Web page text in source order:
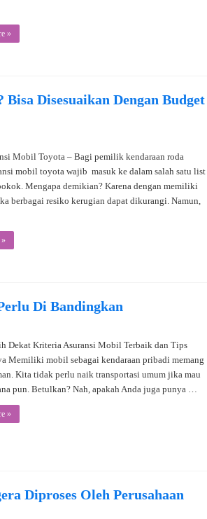
»
Disesuaikan Dengan Budget
Mobil Toyota – Bagi pemilik kendaraan roda
mobil toyota wajib masuk ke dalam salah satu list
Mengapa demikian? Karena dengan memiliki
berbagai resiko kerugian dapat dikurangi. Namun,
»
Di Bandingkan
Dekat Kriteria Asuransi Mobil Terbaik dan Tips
Memiliki mobil sebagai kendaraan pribadi memang
Kita tidak perlu naik transportasi umum jika mau
pun. Betulkan? Nah, apakah Anda juga punya …
»
Diproses Oleh Perusahaan